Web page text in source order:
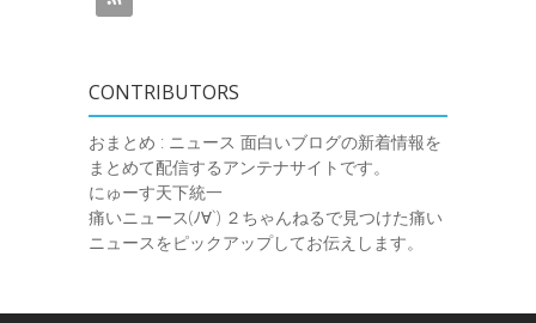
CONTRIBUTORS
おまとめ : ニュース 面白いブログの新着情報を
まとめて配信するアンテナサイトです。
にゅーす天下統一
痛いニュース(ﾉ∀`) ２ちゃんねるで見つけた痛い
ニュースをピックアップしてお伝えします。